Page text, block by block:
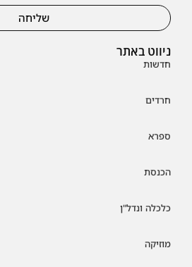
ניווט באתר
חדשות
חרדים
ספרא
הכנסת
כלכלה ונדל"ן
מוזיקה
שליחה